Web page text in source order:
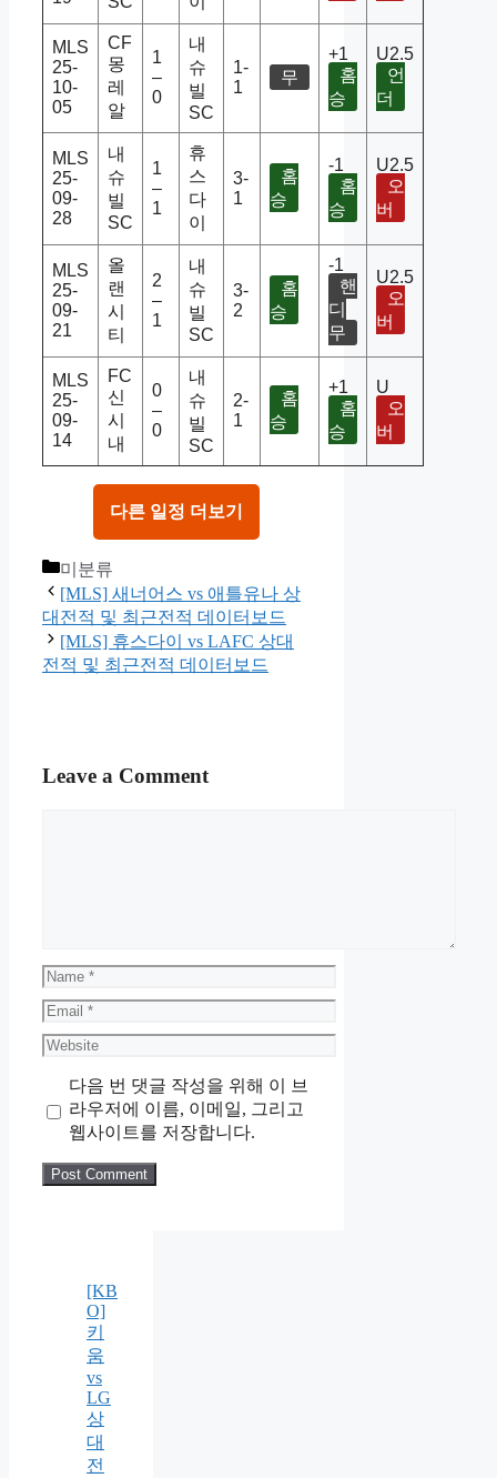
MLS
25-
10-
05
CF
몽
레
알
1
–
0
내
슈
빌
SC
1-
1
무
+1
홈
승
U2.5
언
더
MLS
25-
09-
28
내
슈
빌
SC
1
–
1
휴
스
다
이
3-
1
홈
승
-1
홈
승
U2.5
오
버
MLS
25-
09-
21
올
랜
시
티
2
–
1
내
슈
빌
SC
3-
2
홈
승
-1
핸
디
무
U2.5
오
버
MLS
25-
09-
14
FC
신
시
내
0
–
0
내
슈
빌
SC
2-
1
홈
승
+1
홈
승
U
오
버
다른 일정 더보기
Categories
미분류
[MLS] 새너어스 vs 애틀유나 상
대전적 및 최근전적 데이터보드
[MLS] 휴스다이 vs LAFC 상대
전적 및 최근전적 데이터보드
Leave a Comment
Name
Email
Website
다음 번 댓글 작성을 위해 이 브
라우저에 이름, 이메일, 그리고
웹사이트를 저장합니다.
[KB
O]
키
움
vs
LG
상
대
전